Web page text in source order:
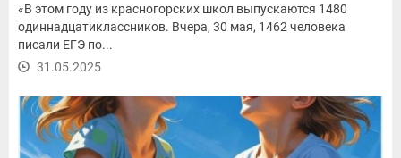
«В этом году из красногорских школ выпускаются 1480
одиннадцатиклассников. Вчера, 30 мая, 1462 человека
писали ЕГЭ по...
31.05.2025